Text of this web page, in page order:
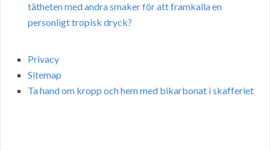
tätheten med andra smaker för att framkalla en
personligt tropisk dryck?
Privacy
Sitemap
Ta hand om kropp och hem med bikarbonat i skafferiet